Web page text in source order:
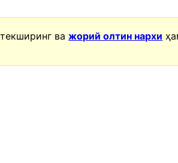
важорий олтин нархи